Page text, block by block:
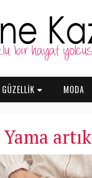
GÜZELLİK MODA
Yama